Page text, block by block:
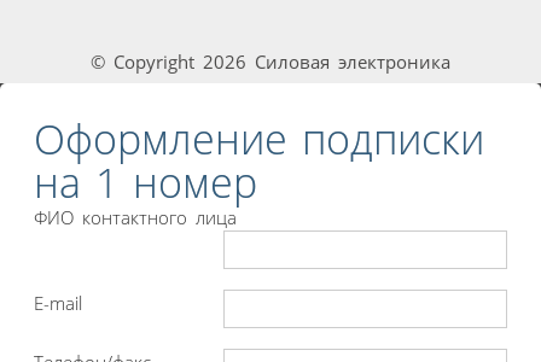
© Copyright 2026 Силовая электроника
Оформление подписки
на 1 номер
ФИО контактного лица
E-mail